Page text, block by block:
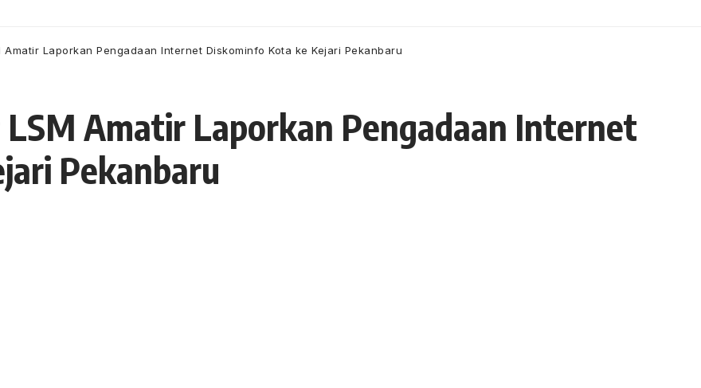
Amatir Laporkan Pengadaan Internet Diskominfo Kota ke Kejari Pekanbaru
LSM Amatir Laporkan Pengadaan Internet
Pekanbaru